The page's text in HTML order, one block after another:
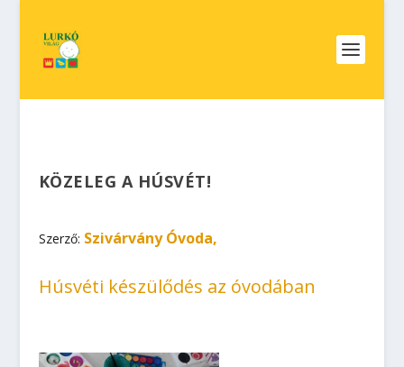
KÖZELEG A HÚSVÉT!
Szerző: Szivárvány Óvoda,
Húsvéti készülődés az óvodában